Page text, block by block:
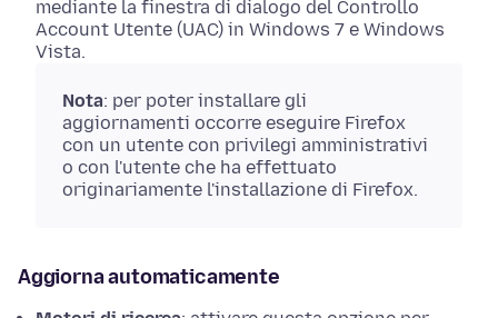
mediante la finestra di dialogo del Controllo
Account Utente (UAC) in Windows 7 e Windows
Vista.
Nota: per poter installare gli
aggiornamenti occorre eseguire Firefox
con un utente con privilegi amministrativi
o con l'utente che ha effettuato
originariamente l'installazione di Firefox.
Aggiorna automaticamente